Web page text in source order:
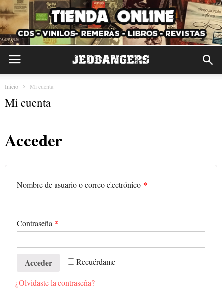
Inicio Mi cuenta
Mi cuenta
Acceder
Nombre de usuario o correo electrónico *
Contraseña *
Recuérdame
Acceder
¿Olvidaste la contraseña?